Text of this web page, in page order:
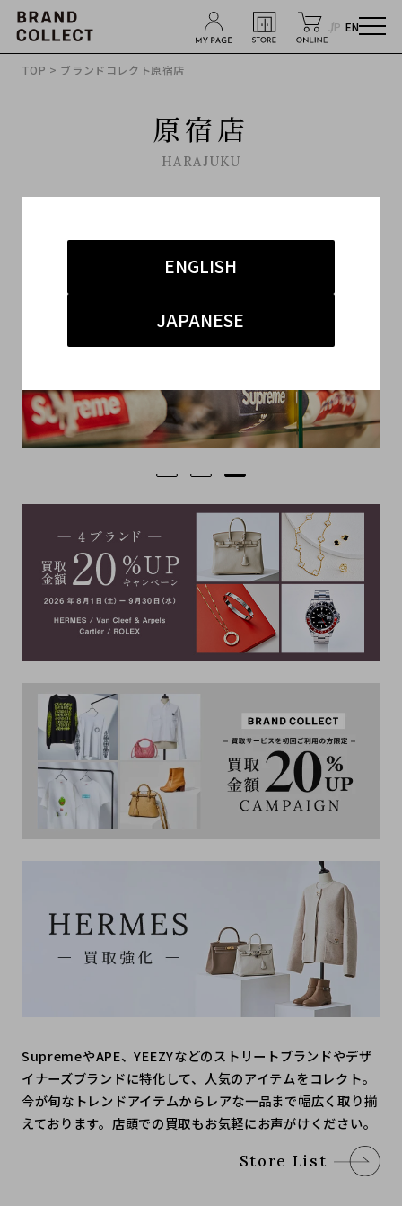
JP EN
ENGLISH
JAPANESE
TOP > ブランドコレクト原宿店
原宿店
HARAJUKU
SupremeやAPE、YEEZYなどのストリートブランドやデザ
イナーズブランドに特化して、人気のアイテムをコレクト。
今が旬なトレンドアイテムからレアな一品まで幅広く取り揃
えております。店頭での買取もお気軽にお声がけください。
Store List